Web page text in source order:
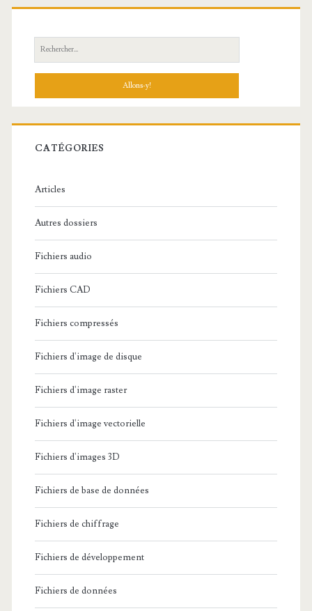
R
e
h
r
c
:
CATÉGORIES
Articles
Autres dossiers
Fichiers audio
Fichiers CAD
Fichiers compressés
Fichiers d'image de disque
Fichiers d'image raster
Fichiers d'image vectorielle
Fichiers d'images 3D
Fichiers de base de données
Fichiers de chiffrage
Fichiers de développement
Fichiers de données